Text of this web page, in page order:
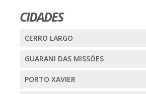
CIDADES
CERRO LARGO
GUARANI DAS MISSÕES
PORTO XAVIER